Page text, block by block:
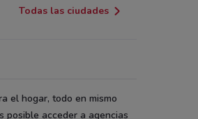
Todas las ciudades
el hogar, todo en mismo
posible acceder a agencias